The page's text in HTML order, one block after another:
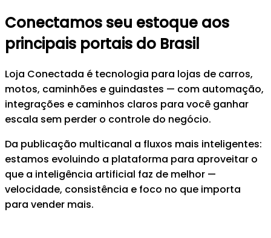
Conectamos seu estoque aos
principais portais do Brasil
Loja Conectada é tecnologia para lojas de carros,
motos, caminhões e guindastes — com automação,
integrações e caminhos claros para você ganhar
escala sem perder o controle do negócio.
Da publicação multicanal a fluxos mais inteligentes:
estamos evoluindo a plataforma para aproveitar o
que a inteligência artificial faz de melhor —
velocidade, consistência e foco no que importa
para vender mais.